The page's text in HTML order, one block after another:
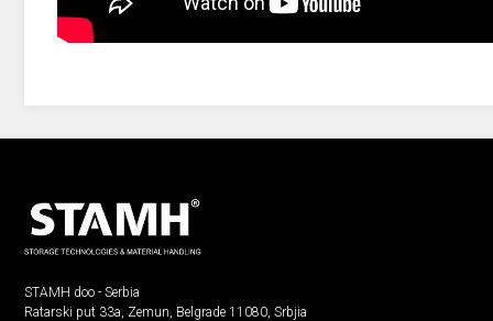
STAMH doo - Serbia
Ratarski put 33a, Zemun, Belgrade 11080, Srbjia